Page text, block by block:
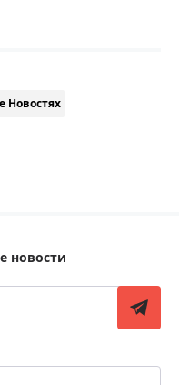
Новостях
новости